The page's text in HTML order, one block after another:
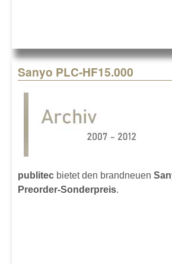
Sanyo PLC-HF15.000
publitec bietet den brandneuen
Preorder-Sonderpreis.